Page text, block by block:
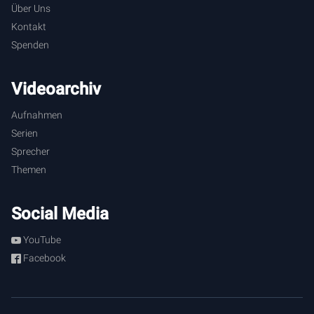
Über Uns
Kontakt
Spenden
Videoarchiv
Aufnahmen
Serien
Sprecher
Themen
Social Media
YouTube
Facebook